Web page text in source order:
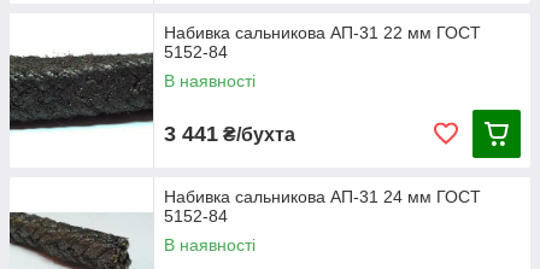
Набивка сальникова АП-31 22 мм ГОСТ
5152-84
В наявності
3 441 ₴/бухта
Набивка сальникова АП-31 24 мм ГОСТ
5152-84
В наявності